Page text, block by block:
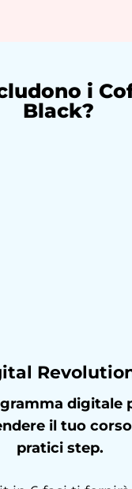
i
Black?
digitale
il tuo
pratici step.